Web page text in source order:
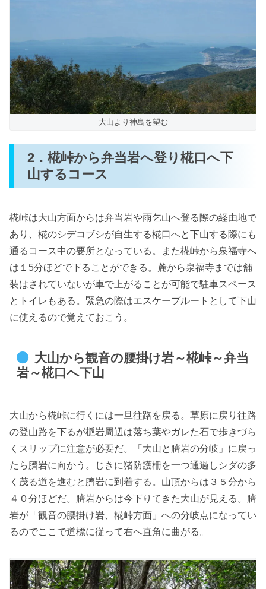
大山より神島を望む
2．椛峠から弁当岩へ登り椛口へ下
山するコース
椛峠は大山方面からは弁当岩や雨乞山へ登る際の経由地で
あり、椛のシデコブシが自生する椛口へと下山する際にも
通るコース中の要所となっている。また椛峠から泉福寺へ
は１5分ほどで下ることができる。麓から泉福寺までは舗
装はされていないが車で上がることが可能で駐車スペース
とトイレもある。緊急の際はエスケープルートとして下山
に使えるので覚えておこう。
大山から観音の腰掛け岩～椛峠～弁当
岩～椛口へ下山
大山から椛峠に行くには一旦往路を戻る。草原に戻り往路
の登山路を下るが梔岩周辺は落ち葉やガレた石で歩きづら
くスリップに注意が必要だ。「大山と臍岩の分岐」に戻っ
たら臍岩に向かう。じきに猪防護柵を一つ通過しシダの多
く茂る道を進むと臍岩に到着する。山頂からは３５分から
４０分ほどだ。臍岩からは今下りてきた大山が見える。臍
岩が「観音の腰掛け岩、椛峠方面」への分岐点になってい
るのでここで道標に従って右へ直角に曲がる。